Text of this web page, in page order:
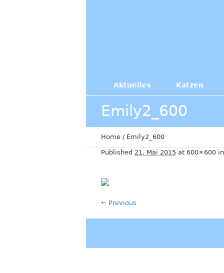
Aktuelles Katzen
Emily2_600
Home / Emily2_600
Published 21. Mai 2015 at 600×600 in
← Previous